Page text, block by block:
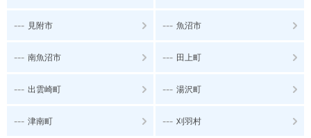
--- 見附市 --- 魚沼市
--- 南魚沼市 --- 田上町
--- 出雲崎町 --- 湯沢町
--- 津南町 --- 刈羽村